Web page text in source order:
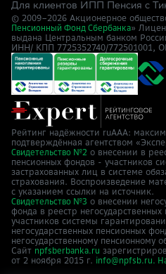
Для клиентов ИПП Пенсия с
© 2009–2026 Акционерное
Пенсионный Фонд Сбербанка»
выдана Центральным банком
ИНН/ КПП 7725352740/772501001,
Рейтинг надёжности ruAAA:
подтверждённая агентством
Свидетельство №2 о внесении в
пенсионных фондов - участников
застрахованных лиц в системе
страхования. Воспроизведение
с указанием ссылки на источник.
Свидетельство №3 о внесении
фонда в реестр
участников системы
негосударственных пенсионных
негосударственному пенсионному
Сайт npfsberbanka.ru
от 2 ноября 2015 г. info@npfsb.ru.